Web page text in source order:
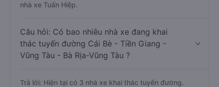
nhà xe Tuấn Hiệp.
Câu hỏi: Có bao nhiêu nhà xe đang khai
thác tuyến đường Cái Bè - Tiền Giang -
Vũng Tàu - Bà Rịa-Vũng Tàu ?
Trả lời: Hiện tại có 3 nhà xe khai thác tuyến đường.